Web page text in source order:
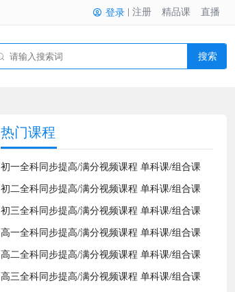
登录 注册 精品课 直播
搜索
热门课程
初一全科同步提高/满分视频课程 单科课/组合课
初二全科同步提高/满分视频课程 单科课/组合课
初三全科同步提高/满分视频课程 单科课/组合课
高一全科同步提高/满分视频课程 单科课/组合课
高二全科同步提高/满分视频课程 单科课/组合课
高三全科同步提高/满分视频课程 单科课/组合课